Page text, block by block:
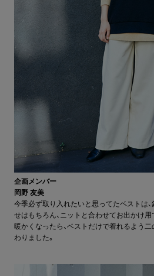
企画メンバー
岡野 友美
今季必ず取り入れたいと思ってたベストは
せはもちろん、ニットと合わせてお出かけ用
暖かくなったら、ベストだけで着れるよう
わりました。